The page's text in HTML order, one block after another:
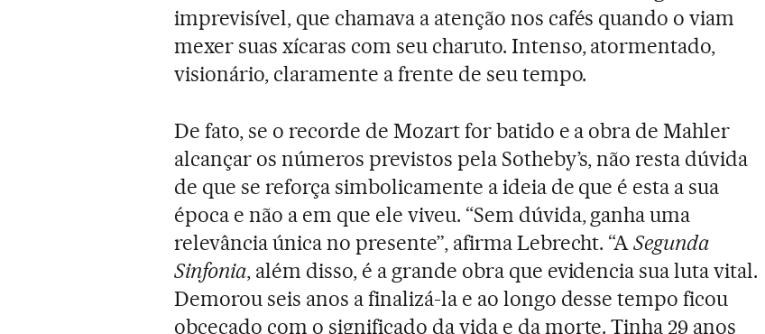
imprevisível, que chamava a atenção nos cafés quando o viam
mexer suas xícaras com seu charuto. Intenso, atormentado,
visionário, claramente a frente de seu tempo.
De fato, se o recorde de Mozart for batido e a obra de Mahler
alcançar os números previstos pela Sotheby’s, não resta dúvida
de que se reforça simbolicamente a ideia de que é esta a sua
época e não a em que ele viveu. “Sem dúvida, ganha uma
relevância única no presente”, afirma Lebrecht. “ASegunda
Sinfonia, além disso, é a grande obra que evidencia sua luta vital.
Demorou seis anos a finalizá-la e ao longo desse tempo ficou
obcecado com o significado da vida e da morte. Tinha 29 anos